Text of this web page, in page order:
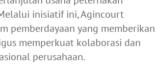
inisiatif ini, Agincourt
pemberdayaan yang memberikan
memperkuat kolaborasi dan
perusahaan.